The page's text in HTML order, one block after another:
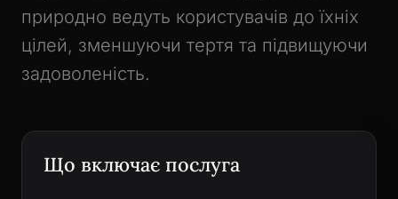
природно ведуть користувачів до їхніх
цілей, зменшуючи тертя та підвищуючи
задоволеність.
Що включає послуга